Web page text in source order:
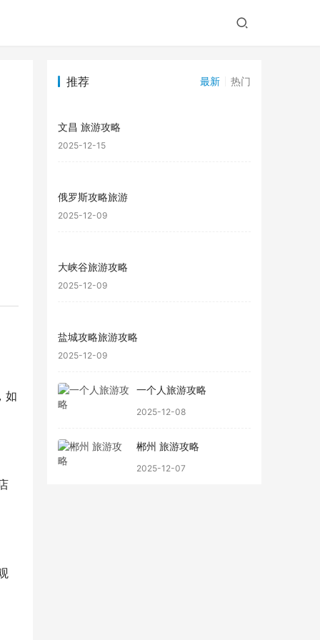
如
推荐 最新 热门
文昌 旅游攻略
2025-12-15
俄罗斯攻略旅游
2025-12-09
大峡谷旅游攻略
2025-12-09
盐城攻略旅游攻略
2025-12-09
一个人旅游攻略
2025-12-08
郴州 旅游攻略
2025-12-07